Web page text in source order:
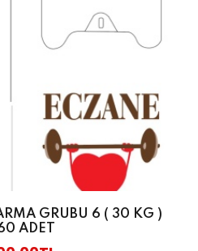
GRUBU 6 ( 30 KG )
ADET